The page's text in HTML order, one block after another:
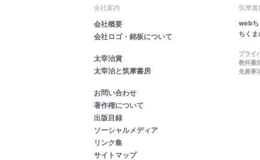
会社案内
会社概要
会社ロゴ・銘板について
太宰治賞
太宰治と筑摩書房
お問い合わせ
著作権について
出版目録
ソーシャルメディア
リンク集
サイトマップ
筑摩書
webち
ちく
プライ
教科書
免責事